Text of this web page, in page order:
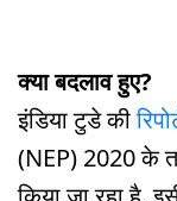
क्या बदलाव हुए?
इंडिया टुडे की
(NEP) 2020 के